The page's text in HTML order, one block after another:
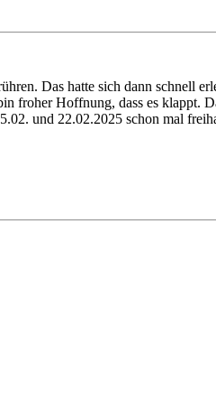
Das hatte sich dann schnell
froher Hoffnung, dass es klappt.
und 22.02.2025 schon mal